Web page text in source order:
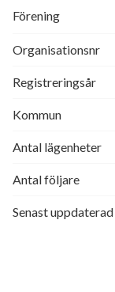
Förening
Organisationsnr
Registreringsår
Kommun
Antal lägenheter
Antal följare
Senast uppdaterad